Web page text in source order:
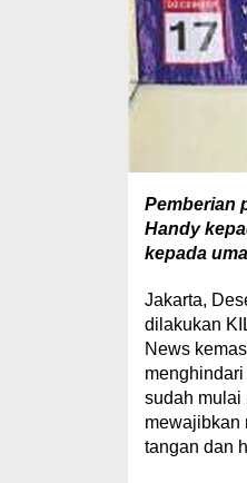
Pemberian
Handy
kepada
Jakarta,
dilakukan
News
sudah mulai
mewajibkan
tangan dan